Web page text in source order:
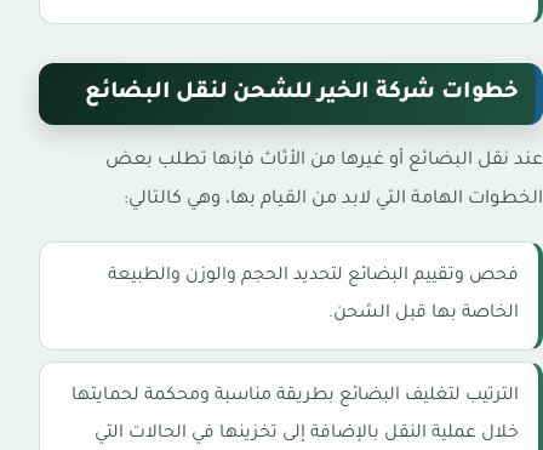
خطوات شركة الخير للشحن لنقل البضائع
عند نقل البضائع أو غيرها من الأثاث فإنها تطلب بعض
الخطوات الهامة التي لابد من القيام بها، وهي كالتالي:
فحص وتقييم البضائع لتحديد الحجم والوزن والطبيعة
الخاصة بها قبل الشحن.
الترتيب لتغليف البضائع بطريقة مناسبة ومحكمة لحمايتها
خلال عملية النقل بالإضافة إلى تخزينها في الحالات التي